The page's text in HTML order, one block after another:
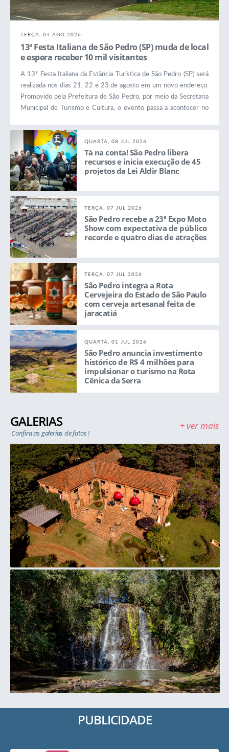
TERÇA, 04 AGO 2026
13ª Festa Italiana de São Pedro (SP) muda de local
e espera receber 10 mil visitantes
A 13ª Festa Italiana da Estância Turística de São Pedro (SP) será
realizada nos dias 21, 22 e 23 de agosto em um novo endereço.
Promovido pela Prefeitura de São Pedro, por meio da Secretaria
Municipal de Turismo e Cultura, o evento passa a acontecer no
na avenida Pascoal Antonelli s/n, ao lado do Ginásio Municipal
Antonio Carlos Siloto Filho, conhecido...
QUARTA, 08 JUL 2026
Tá na conta! São Pedro libera
recursos e inicia execução de 45
projetos da Lei Aldir Blanc
TERÇA, 07 JUL 2026
São Pedro recebe a 23ª Expo Moto
Show com expectativa de público
recorde e quatro dias de atrações
TERÇA, 07 JUL 2026
São Pedro integra a Rota
Cervejeira do Estado de São Paulo
com cerveja artesanal feita de
jaracatiá
QUARTA, 01 JUL 2026
São Pedro anuncia investimento
histórico de R$ 4 milhões para
impulsionar o turismo na Rota
Cênica da Serra
GALERIAS
Confira as galerias de fotos !
+ ver mais
PUBLICIDADE